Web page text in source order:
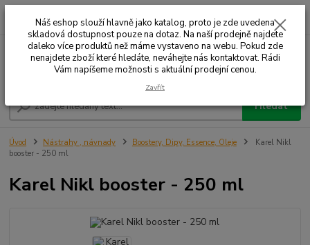
Menu
Hledat
+420 732 707 573 za
Úvod Nástrahy , návnady Boostery, Dipy, Essence, Oleje
Karel Nikl
booster - 250 ml
Karel Nikl booster - 250 ml
Náš eshop slouží hlavně jako katalog, proto je zde uvedena
skladová dostupnost pouze na dotaz. Na naší prodejně najdete
daleko více produktů než máme vystaveno na webu. Pokud zde
nenajdete zboží které hledáte, neváhejte nás kontaktovat. Rádi
Vám napíšeme možnosti s aktuální prodejní cenou.
Zavřít